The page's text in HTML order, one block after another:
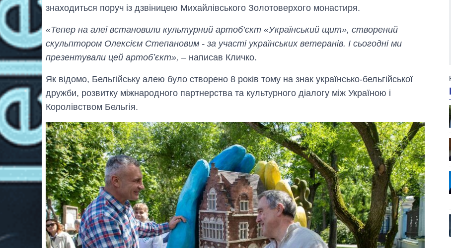
знаходиться поруч із дзвіницею Михайлівського Золотоверхого монастиря.
«Тепер на алеї встановили культурний артоб’єкт «Український щит», створений
скульптором Олексієм Степановим - за участі українських ветеранів. І сьогодні ми
презентували цей артобʼєкт», – написав Кличко.
Як відомо, Бельгійську алею було створено 8 років тому на знак українсько-бельгійської
дружби, розвитку міжнародного партнерства та культурного діалогу між Україною і
Королівством Бельгія.
довго обіймав
посаду керівника
СЗР